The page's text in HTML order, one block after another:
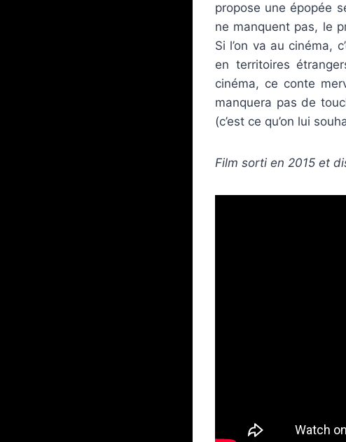
propose une épopée
ne manquent pas, le
Si l’on va au cinéma,
en territoires
cinéma, ce conte
manquera pas de
(c’est ce qu’on lui
Film sorti en 2015 et